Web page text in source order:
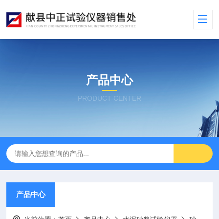
产品中心
PRODUCT CENTER
产品中心